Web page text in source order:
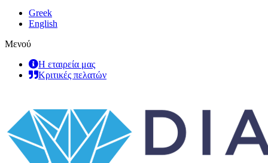
Greek
English
Μενού
Η εταιρεία μας
Κριτικές πελατών